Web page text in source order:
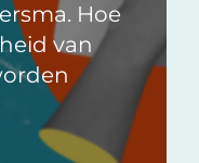
Hoe
van